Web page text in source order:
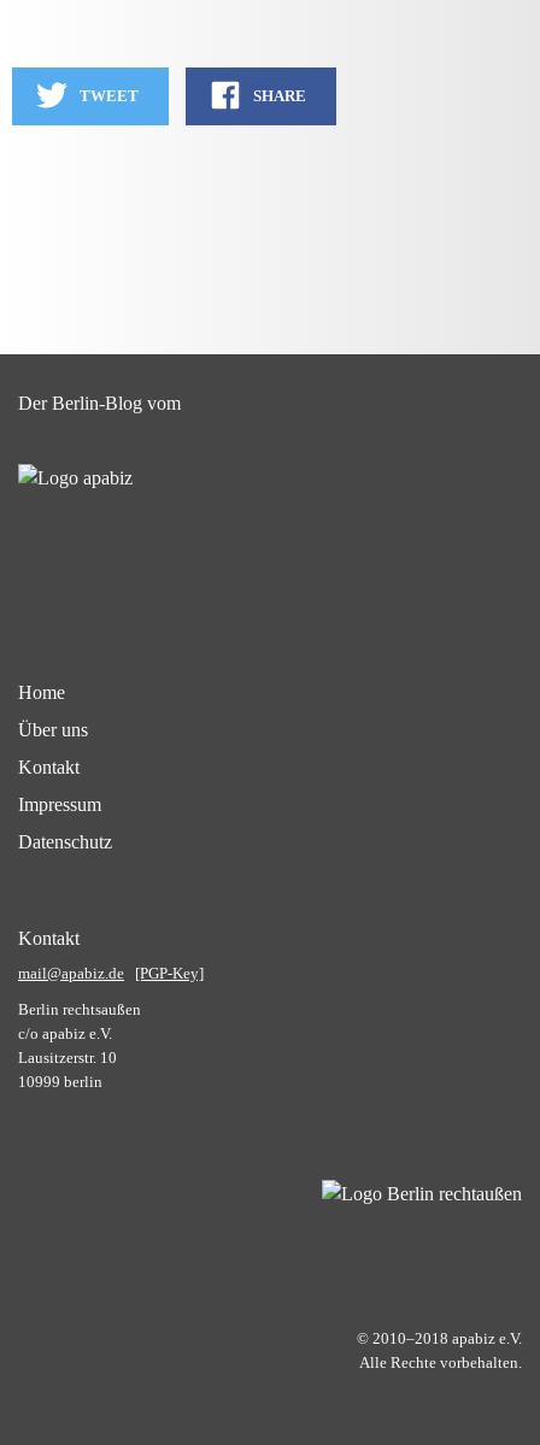
TWEET SHARE
Der Berlin-Blog vom
Home
Über uns
Kontakt
Impressum
Datenschutz
Kontakt
mail@apabiz.de [PGP-Key]
Berlin rechtsaußen
c/o apabiz e.V.
Lausitzerstr. 10
10999 berlin
© 2010–2018 apabiz e.V.
Alle Rechte vorbehalten.